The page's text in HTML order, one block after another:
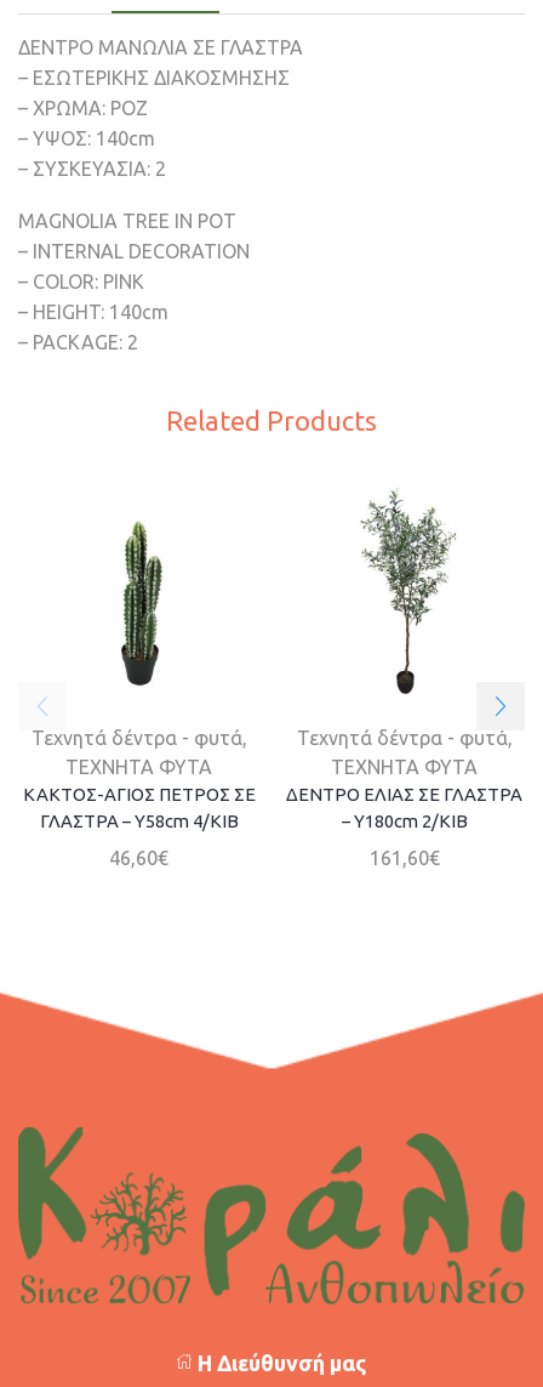
ΔΕΝΤΡΟ ΜΑΝΩΛΙΑ ΣΕ ΓΛΑΣΤΡΑ
– ΕΣΩΤΕΡΙΚΗΣ ΔΙΑΚΟΣΜΗΣΗΣ
– ΧΡΩΜΑ: ΡΟΖ
– ΥΨΟΣ: 140cm
– ΣΥΣΚΕΥΑΣΙΑ: 2
MAGNOLIA TREE ΙΝ POT
– INTERNAL DECORATION
– COLOR: PINK
– HEIGHT: 140cm
– PACKAGE: 2
Related Products
Τεχνητά δέντρα - φυτά,
ΤΕΧΝΗΤΑ ΦΥΤΑ
ΚΑΚΤΟΣ-ΑΓΙΟΣ ΠΕΤΡΟΣ ΣΕ
ΓΛΑΣΤΡΑ – Υ58cm 4/ΚΙΒ
46,60€
Τεχνητά δέντρα - φυτά,
ΤΕΧΝΗΤΑ ΦΥΤΑ
ΔΕΝΤΡΟ ΕΛΙΑΣ ΣΕ ΓΛΑΣΤΡΑ
– Υ180cm 2/ΚΙΒ
161,60€
Η Διεύθυνσή μας